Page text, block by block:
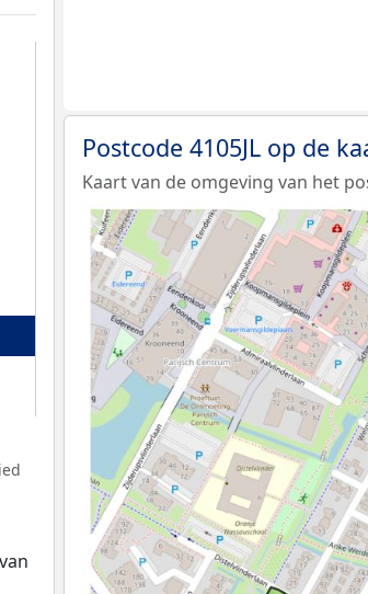
Postcode 4105JL op de
Kaart van de omgeving van het